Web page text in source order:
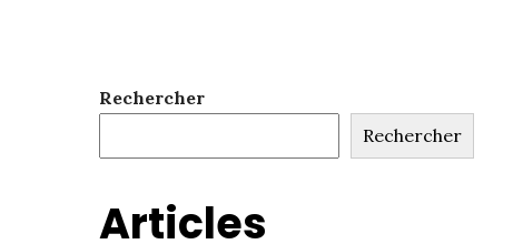
Rechercher
Rechercher
Articles